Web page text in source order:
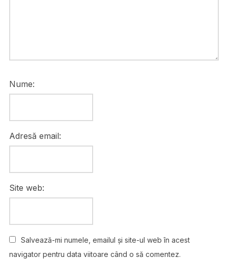
Nume:
Adresă email:
Site web:
Salvează-mi numele, emailul și site-ul web în acest
navigator pentru data viitoare când o să comentez.